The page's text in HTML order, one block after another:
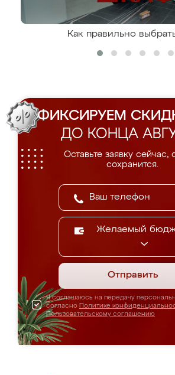
Как правильно
ФИКСИРУЕМ
ДО КОНЦА
Оставьте заявку сейчас,
сохранится.
Желаемый
Отправить
Я соглашаюсь на передачу
согласно Политике
Пользовательскому соглашению